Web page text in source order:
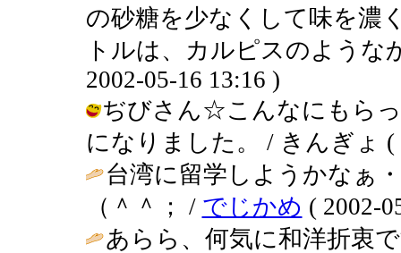
の砂糖を少なくして味を濃
トルは、カルピスのような
2002-05-16 13:16 )
ぢびさん☆こんなにもら
になりました。 / きんぎょ (
台湾に留学しようかなぁ
（＾＾； / でじかめ ( 2002-
あらら、何気に和洋折衷